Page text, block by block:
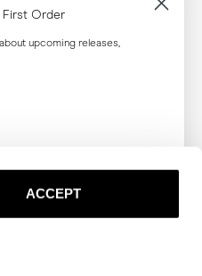
ACCEPT
First Order
upcoming releases,